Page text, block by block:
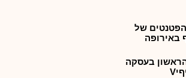
של
באירופה
בעסקה